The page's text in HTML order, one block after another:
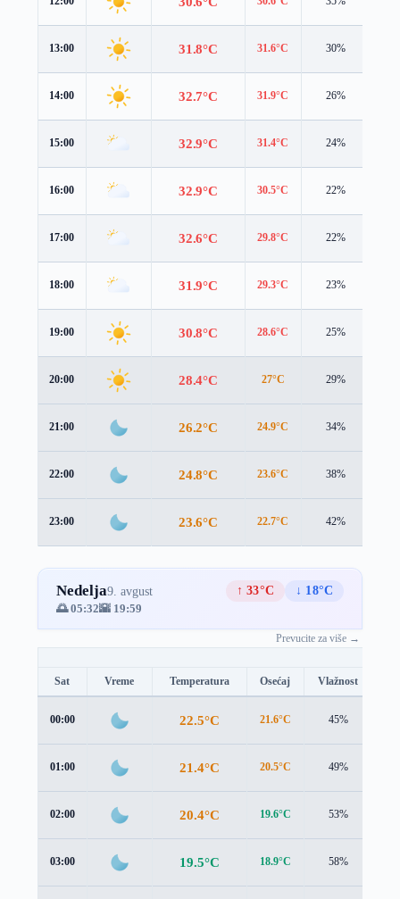
13:00 31.8°C 31.6°C 30%
14:00 32.7°C 31.9°C 26%
15:00 32.9°C 31.4°C 24%
16:00 32.9°C 30.5°C 22%
17:00 32.6°C 29.8°C 22%
18:00 31.9°C 29.3°C 23%
19:00 30.8°C 28.6°C 25%
20:00 28.4°C 27°C 29%
21:00 26.2°C 24.9°C 34%
22:00 24.8°C 23.6°C 38%
23:00 23.6°C 22.7°C 42%
Nedelja9. avgust ↑ 33°C
↓ 18°C
🌅 05:32🌇 19:59
Prevucite za više →
Sat Vreme Temperatura Osećaj Vlažnost
00:00 22.5°C 21.6°C 45%
01:00 21.4°C 20.5°C 49%
02:00 20.4°C 19.6°C 53%
03:00 19.5°C 18.9°C 58%